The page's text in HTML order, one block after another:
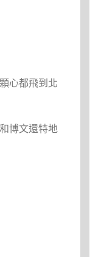
心都飛到北
博文還特地